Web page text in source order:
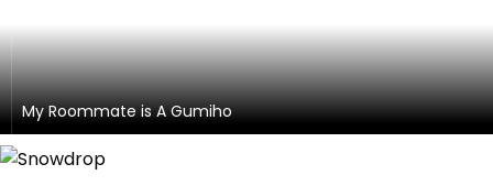
My Roommate is A Gumiho